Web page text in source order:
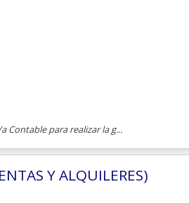
Contable para realizar la g...
Y ALQUILERES)